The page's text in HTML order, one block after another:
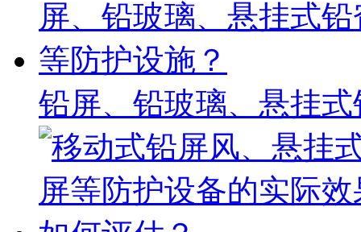
铅屏、铅玻璃、悬挂